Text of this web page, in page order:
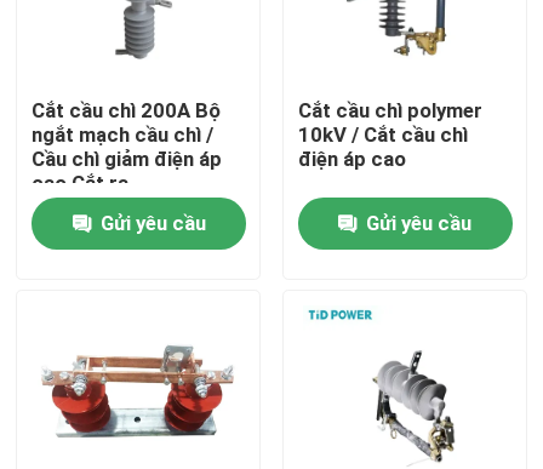
Sản phẩm
Cắt cầu chì 200A Bộ
ngắt mạch cầu chì /
Cầu chì giảm điện áp
cao Cắt ra
Gửi yêu cầu
Cắt cầu chì polymer
10kV / Cắt cầu chì
điện áp cao
Gửi yêu cầu